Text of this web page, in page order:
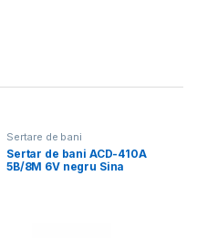
Sertare de bani
Sertar de bani ACD-410A
5B/8M 6V negru Sina